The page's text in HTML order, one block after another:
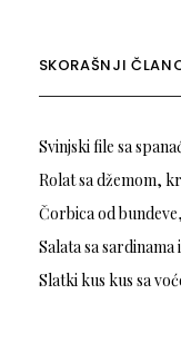
SKORAŠNJI
Svinjski file sa
Rolat sa džemom,
Čorbica od
Salata sa
Slatki kus kus sa